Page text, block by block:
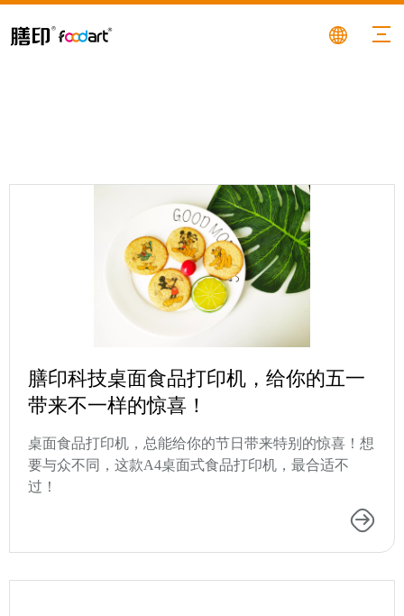
膳印科技桌面食品打印机，给你的五一
带来不一样的惊喜！
桌面食品打印机，总能给你的节日带来特别的惊喜！想
要与众不同，这款A4桌面式食品打印机，最合适不
过！